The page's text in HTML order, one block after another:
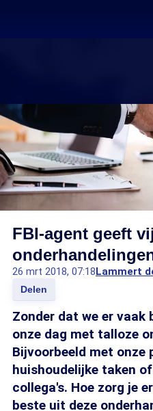
FBI-agent geeft
26 mrt 2018, 07:18Lammert
Delen
Zonder dat we er
onze dag met talloze
Bijvoorbeeld met onze
huishoudelijke taken
collega's. Hoe zorg je
beste uit deze